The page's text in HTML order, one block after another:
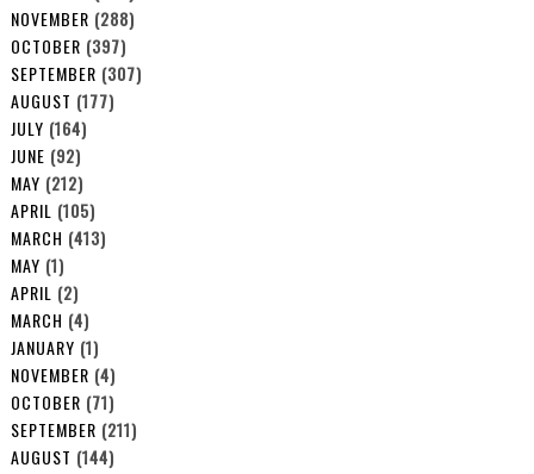
NOVEMBER (288)
OCTOBER (397)
SEPTEMBER (307)
AUGUST (177)
JULY (164)
JUNE (92)
MAY (212)
APRIL (105)
MARCH (413)
MAY (1)
APRIL (2)
MARCH (4)
JANUARY (1)
NOVEMBER (4)
OCTOBER (71)
SEPTEMBER (211)
AUGUST (144)